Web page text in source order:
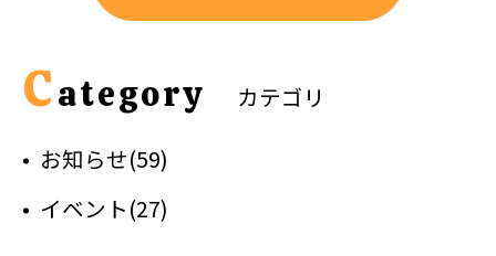
Category
カテゴリ
お知らせ(59)
イベント(27)